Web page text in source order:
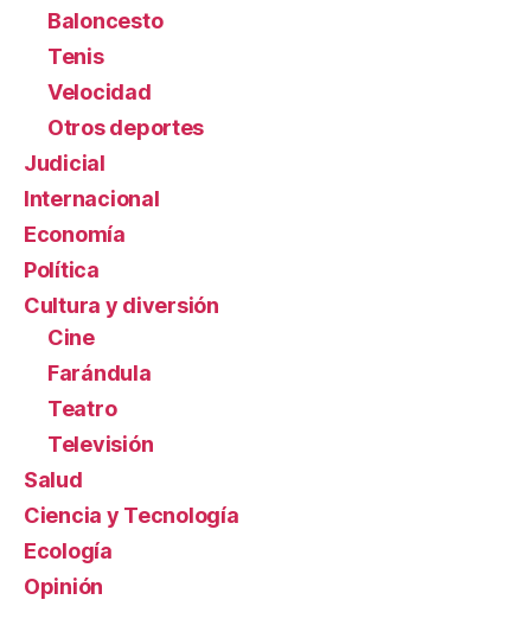
Baloncesto
Tenis
Velocidad
Otros deportes
Judicial
Internacional
Economía
Política
Cultura y diversión
Cine
Farándula
Teatro
Televisión
Salud
Ciencia y Tecnología
Ecología
Opinión